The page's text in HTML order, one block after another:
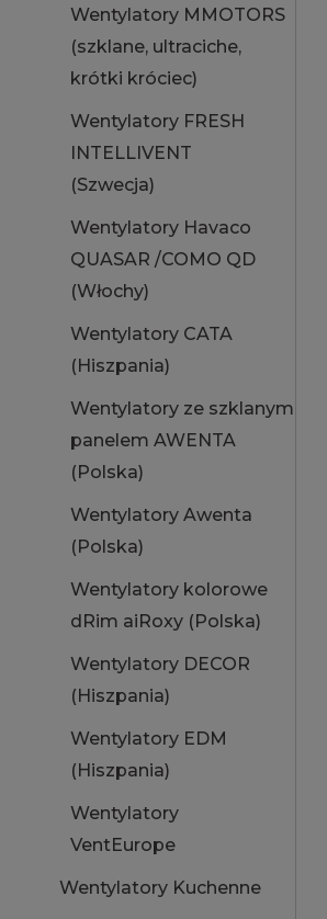
Wentylatory MMOTORS
(szklane, ultraciche,
krótki króciec)
Wentylatory FRESH
INTELLIVENT
(Szwecja)
Wentylatory Havaco
QUASAR /COMO QD
(Włochy)
Wentylatory CATA
(Hiszpania)
Wentylatory ze szklanym
panelem AWENTA
(Polska)
Wentylatory Awenta
(Polska)
Wentylatory kolorowe
dRim aiRoxy (Polska)
Wentylatory DECOR
(Hiszpania)
Wentylatory EDM
(Hiszpania)
Wentylatory
VentEurope
Wentylatory Kuchenne